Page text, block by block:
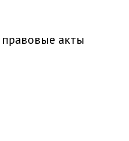
правовые акты